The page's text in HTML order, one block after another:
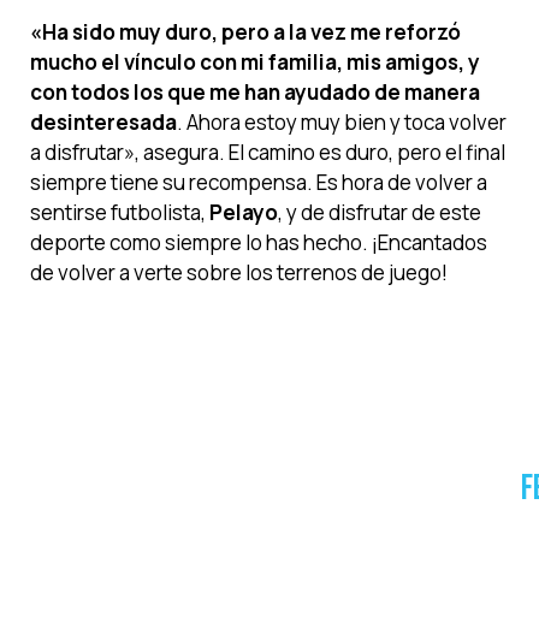
«Ha sido muy duro, pero a la vez me reforzó
mucho el vínculo con mi familia, mis amigos, y
con todos los que me han ayudado de manera
desinteresada. Ahora estoy muy bien y toca volver
a disfrutar», asegura. El camino es duro, pero el final
siempre tiene su recompensa. Es hora de volver a
sentirse futbolista, Pelayo, y de disfrutar de este
deporte como siempre lo has hecho. ¡Encantados
de volver a verte sobre los terrenos de juego!